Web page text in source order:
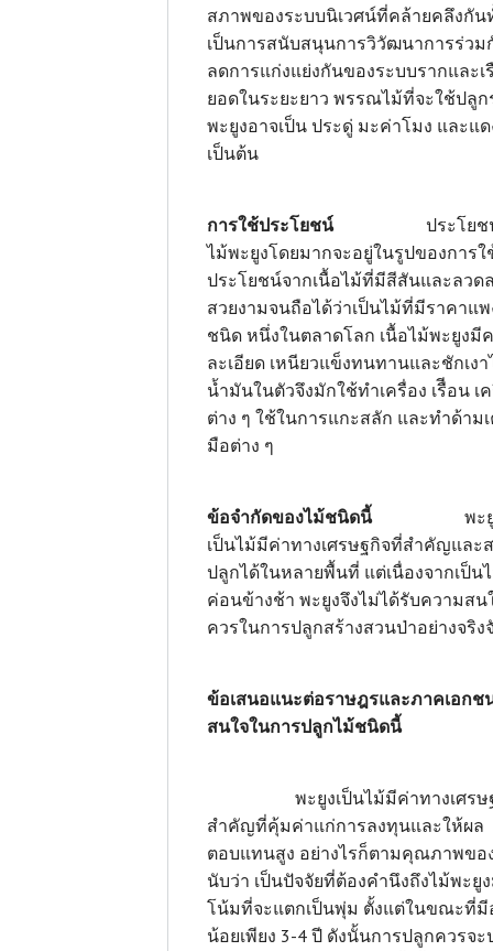
สภาพของระบบนิเวศน์ที่คล้ายคลึงกัน
เป็นการสนับสนุนการวิวัฒนาการร่วม
ลดการแก่งแย่งกันของระบบรากและเ
ยอดในระยะยาว พรรณไม้ที่จะใช้ปลู
พะยูงอาจเป็น ประดู่ มะค่าโมง และแด
เป็นต้น
การใช้ประโยชน์
ประโยชน์
ไม้พะยูงโดยมากจะอยู่ในรูปของการใ
ประโยชน์จากเนื้อไม้ที่มีสีสันและลวด
สวยงามจนถือได้ว่าเป็นไม้ที่มีราคาแ
ชนิด หนึ่งในตลาดโลก เนื้อไม้พะยูงมี
ละเอียด เหนียวแข็งทนทานและชักเง
น้ำมันในตัวจึงมักใช้ทำเครื่อง เรืีอน เ
ต่าง ๆ ใช้ในการแกะสลัก และทำด้าม
มือต่าง ๆ
ข้อจำกัดของไม้ชนิดนี้
พะยูงแ
เป็นไม้มีค่าทางเศรษฐกิจที่สำคัญและ
ปลูกได้ในหลายพื้นที่ แต่เนื่องจากเป็น
ค่อนข้างช้า พะยูงจึงไม่ได้รับความสน
ควรในการปลูกสร้างสวนป่าอย่างจริง
ข้อเสนอแนะต่อราษฎรและภาคเอกช
สนใจในการปลูกไม้ชนิดนี้
พะยูงเป็นไม้มีค่าทางเศรษ
สำคัญที่คุ้มค่าแก่การลงทุนและให้ผล
ตอบแทนสูง อย่างไรก็ตามคุณภาพขอ
นับว่า เป็นปัจจัยที่ต้องคำนึงถึงไม้พะยู
โน้มที่จะแตกเป็นพุ่ม ตั้งแต่ในขณะที่มี
น้อยเพียง 3-4 ปี ดังนั้นการปลูกควรจ